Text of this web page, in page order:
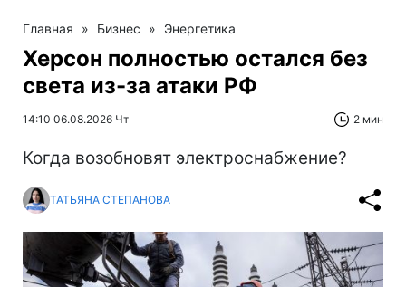
Главная » Бизнес » Энергетика
Херсон полностью остался без
света из-за атаки РФ
14:10 06.08.2026 Чт 2 мин
Когда возобновят электроснабжение?
ТАТЬЯНА СТЕПАНОВА